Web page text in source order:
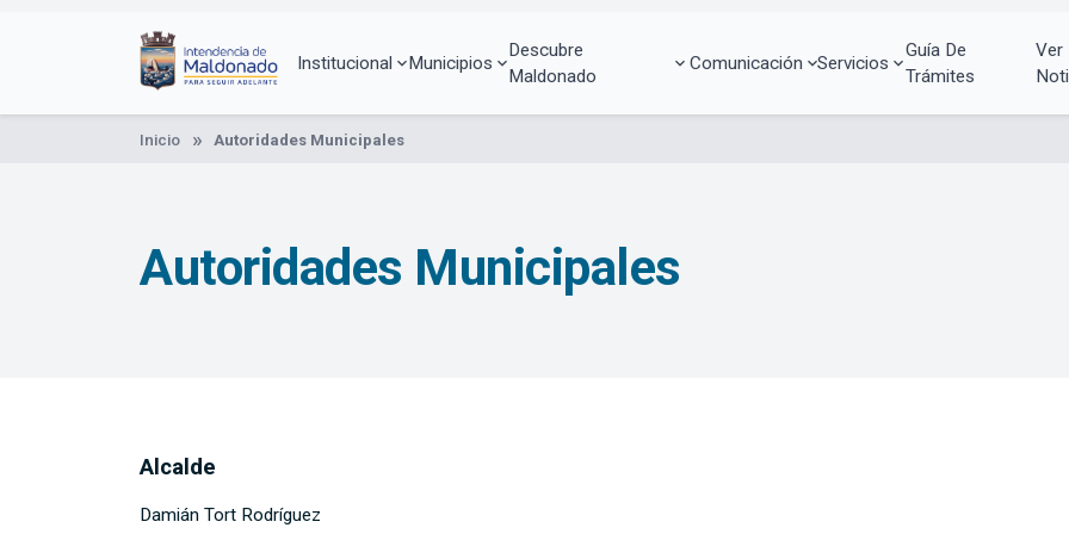
Institucional Municipios
Descubre
Maldonado
Comunicación Servicios
Guía De
Trámites
Ver
Inicio Autoridades Municipales
Autoridades Municipales
Alcalde
Damián Tort Rodríguez